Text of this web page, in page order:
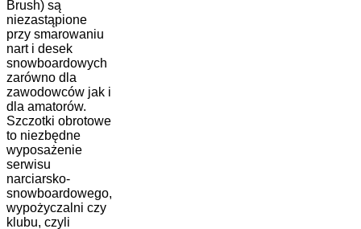
Brush) są
niezastąpione
przy smarowaniu
nart i desek
snowboardowych
zarówno dla
zawodowców jak i
dla amatorów.
Szczotki obrotowe
to niezbędne
wyposażenie
serwisu
narciarsko-
snowboardowego,
wypożyczalni czy
klubu, czyli